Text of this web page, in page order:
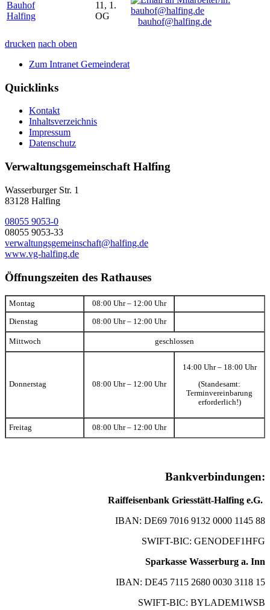
Bauhof
Halfing
11, 1.
OG
bauhof@halfing.de
drucken nach oben
Zum Intranet Gemeinderat
Quicklinks
Kontakt
Inhaltsverzeichnis
Impressum
Datenschutz
Verwaltungsgemeinschaft Halfing
Wasserburger Str. 1
83128 Halfing
08055 9053-0
08055 9053-33
verwaltungsgemeinschaft@halfing.de
www.vg-halfing.de
Öffnungszeiten des Rathauses
Montag 08:00 Uhr – 12:00 Uhr
Dienstag 08:00 Uhr – 12:00 Uhr
Mittwoch geschlossen
Donnerstag 08:00 Uhr – 12:00 Uhr
14:00 Uhr – 18:00 Uhr
(Standesamt:
Terminvereinbarung
erforderlich!)
Freitag 08:00 Uhr – 12:00 Uhr
Bankverbindungen:
Raiffeisenbank Griesstätt-Halfing e.G.
IBAN: DE69 7016 9132 0000 1145 88
SWIFT-BIC: GENODEF1HFG
Sparkasse Wasserburg a. Inn
IBAN: DE45 7115 2680 0030 3118 15
SWIFT-BIC: BYLADEM1WSB